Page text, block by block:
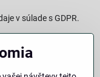
v súlade s GDPR.